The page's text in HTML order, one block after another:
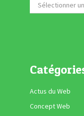
Actus du Web
Concept Web